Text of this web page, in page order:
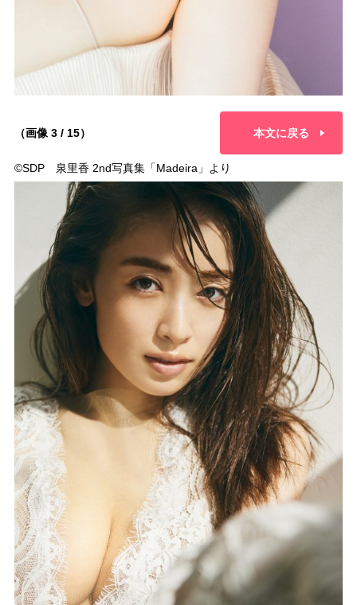
（画像 3 / 15） 本文に戻る
©︎SDP 泉里香 2nd写真集「Madeira」より